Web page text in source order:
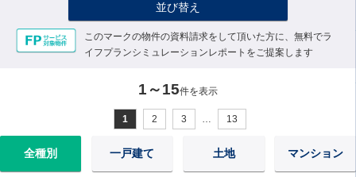
並び替え
このマークの物件の資料請求をして頂いた方に、無料でラ
イフプランシミュレーションレポートをご提案します
1～15件を表示
1 2 3 … 13
全種別 一戸建て 土地 マンション